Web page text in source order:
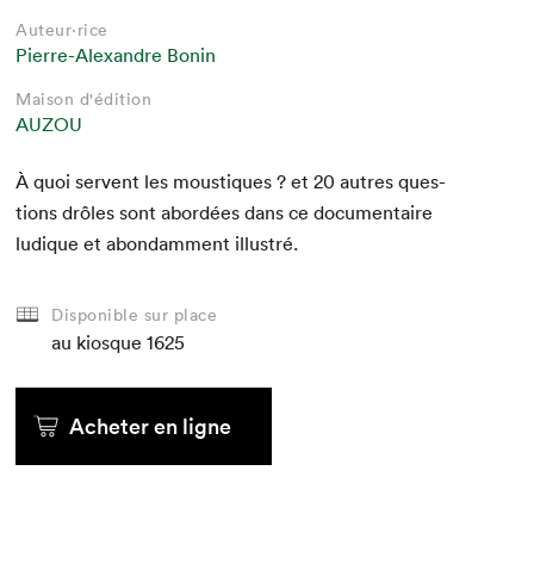
Auteur·rice
Pierre-Alexandre Bonin
Maison d'édition
AUZOU
À quoi ser­vent les mous­tiques ? et20 autres ques­
tions drôles sont abor­dées dans ce doc­u­men­taire
ludique et abon­dam­ment illustré.
Disponible sur place
au kiosque 1625
Acheter en ligne